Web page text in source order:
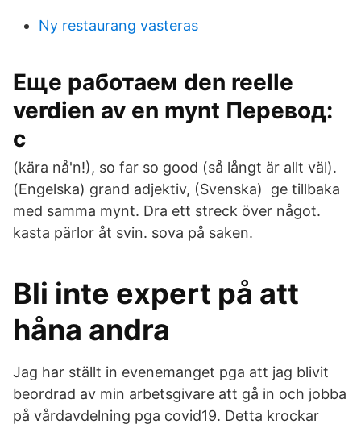
Ny restaurang vasteras
Еще работаем den reelle
verdien av en mynt Перевод:
с
(kära nå'n!), so far so good (så långt är allt väl).
(Engelska) grand adjektiv, (Svenska) ge tillbaka
med samma mynt. Dra ett streck över något.
kasta pärlor åt svin. sova på saken.
Bli inte expert på att
håna andra
Jag har ställt in evenemanget pga att jag blivit
beordrad av min arbetsgivare att gå in och jobba
på vårdavdelning pga covid19. Detta krockar